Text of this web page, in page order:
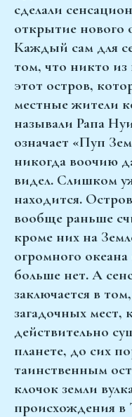
сделали
открытие нового
Каждый сам для
том, что никто из
этот остров,
местные жители
называли Рапа
означает «Пуп
никогда воочию
видел. Слишком
находится.
вообще раньше
кроме них на
огромного
больше нет. А
заключается в
загадочных мест,
действительно
планете, до сих
таинственным
клочок земли
происхождения в